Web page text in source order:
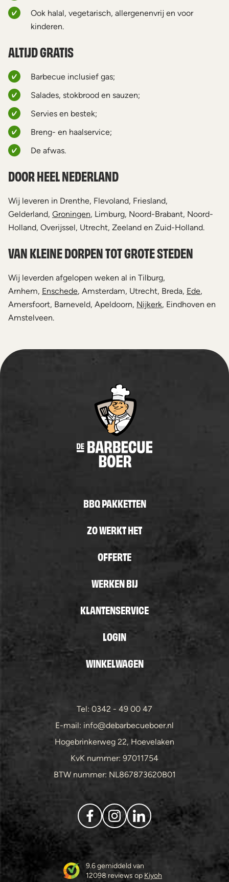
Ook halal, vegetarisch, allergenenvrij en voor
kinderen.
ALTIJD GRATIS
Barbecue inclusief gas;
Salades, stokbrood en sauzen;
Servies en bestek;
Breng- en haalservice;
De afwas.
DOOR HEEL NEDERLAND
Wij leveren in Drenthe, Flevoland, Friesland,
Gelderland, Groningen, Limburg, Noord-Brabant, Noord-
Holland, Overijssel, Utrecht, Zeeland en Zuid-Holland.
VAN KLEINE DORPEN TOT GROTE STEDEN
Wij leverden afgelopen weken al in Tilburg,
Arnhem, Enschede, Amsterdam, Utrecht, Breda, Ede,
Amersfoort, Barneveld, Apeldoorn, Nijkerk, Eindhoven en
Amstelveen.
BBQ PAKKETTEN
ZO WERKT HET
OFFERTE
WERKEN BIJ
KLANTENSERVICE
LOGIN
WINKELWAGEN
Tel: 0342 - 49 00 47
E-mail: info@debarbecueboer.nl
Hogebrinkerweg 22, Hoevelaken
KvK nummer: 97011754
BTW nummer: NL867873620B01
9.6 gemiddeld van
12098 reviews op Kiyoh